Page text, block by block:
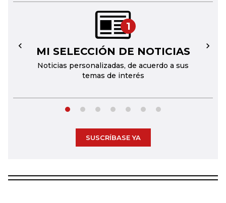
1
MI SELECCIÓN DE NOTICIAS
Noticias personalizadas, de acuerdo a sus
temas de interés
← →
SUSCRÍBASE YA